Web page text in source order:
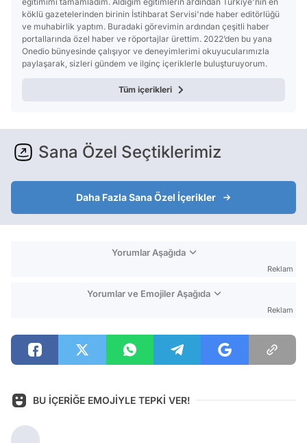
köklü gazetelerinden birinin İstihbarat Servisi'nde haber editörlüğü
ve muhabirlik yaptım. Buradaki görevimin ardından çeşitli haber
portallarında özel haber ve röportajlar ürettim. 2022’den bu yana
Onedio bünyesinde çalışıyor ve deneyimlerimi okuyucularımızla
paylaşarak, sizleri gündem ve ilginç içeriklerle buluşturuyorum.
Tüm içerikleri
Sana Özel Seçtiklerimiz
Daha Fazla Sana Özel İçerikler
Yorumlar Aşağıda
Reklam
Yorumlar ve Emojiler Aşağıda
Reklam
BU İÇERİĞE EMOJİYLE TEPKİ VER!